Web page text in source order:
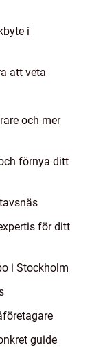
i
att veta
och mer
förnya ditt
för ditt
i Stockholm
guide